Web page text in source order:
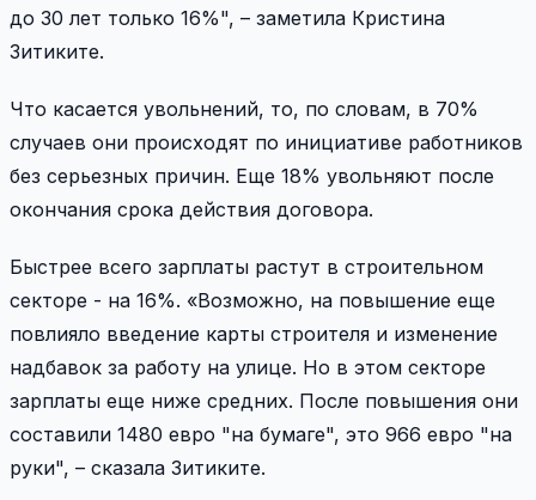
до 30 лет только 16%", – заметила Кристина
Зитиките.
Что касается увольнений, то, по словам, в 70%
случаев они происходят по инициативе работников
без серьезных причин. Еще 18% увольняют после
окончания срока действия договора.
Быстрее всего зарплаты растут в строительном
секторе - на 16%. «Возможно, на повышение еще
повлияло введение карты строителя и изменение
надбавок за работу на улице. Но в этом секторе
зарплаты еще ниже средних. После повышения они
составили 1480 евро "на бумаге", это 966 евро "на
руки", – сказала Зитиките.